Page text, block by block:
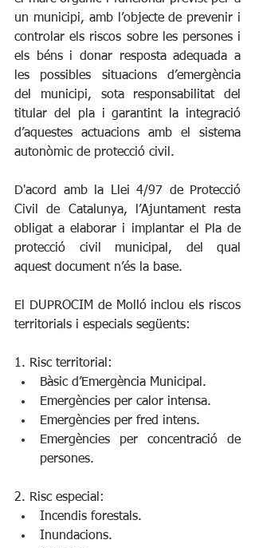
un municipi, amb l’objecte de prevenir i
controlar els riscos sobre les persones i
els béns i donar resposta adequada a
les possibles situacions d’emergència
del municipi, sota responsabilitat del
titular del pla i garantint la integració
d’aquestes actuacions amb el sistema
autonòmic de protecció civil.
D'acord amb la Llei 4/97 de Protecció
Civil de Catalunya, l’Ajuntament resta
obligat a elaborar i implantar el Pla de
protecció civil municipal, del qual
aquest document n’és la base.
El DUPROCIM de Molló inclou els riscos
territorials i especials següents:
1. Risc territorial:
Bàsic d’Emergència Municipal.
Emergències per calor intensa.
Emergències per fred intens.
Emergències per concentració de
persones.
2. Risc especial:
Incendis forestals.
Inundacions.